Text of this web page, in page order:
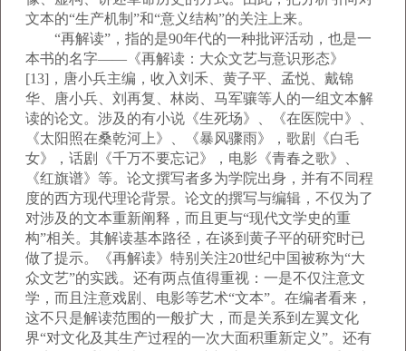
文本的“生产机制”和“意义结构”的关注上来。
“再解读”，指的是90年代的一种批评活动，也是一
本书的名字——《再解读：大众文艺与意识形态》
[13]，唐小兵主编，收入刘禾、黄子平、孟悦、戴锦
华、唐小兵、刘再复、林岗、马军骧等人的一组文本解
读的论文。涉及的有小说《生死场》、《在医院中》、
《太阳照在桑乾河上》、《暴风骤雨》，歌剧《白毛
女》，话剧《千万不要忘记》，电影《青春之歌》、
《红旗谱》等。论文撰写者多为学院出身，并有不同程
度的西方现代理论背景。论文的撰写与编辑，不仅为了
对涉及的文本重新阐释，而且更与“现代文学史的重
构”相关。其解读基本路径，在谈到黄子平的研究时已
做了提示。《再解读》特别关注20世纪中国被称为“大
众文艺”的实践。还有两点值得重视：一是不仅注意文
学，而且注意戏剧、电影等艺术“文本”。在编者看来，
这不只是解读范围的一般扩大，而是关系到左翼文化
界“对文化及其生产过程的一次大面积重新定义”。还有